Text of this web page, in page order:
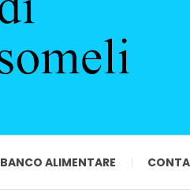
BANCO ALIMENTARE